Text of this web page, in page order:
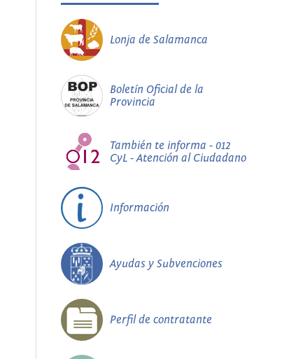
Lonja de Salamanca
Boletín Oficial de la
Provincia
También te informa - 012
CyL - Atención al Ciudadano
Información
Ayudas y Subvenciones
Perfil de contratante